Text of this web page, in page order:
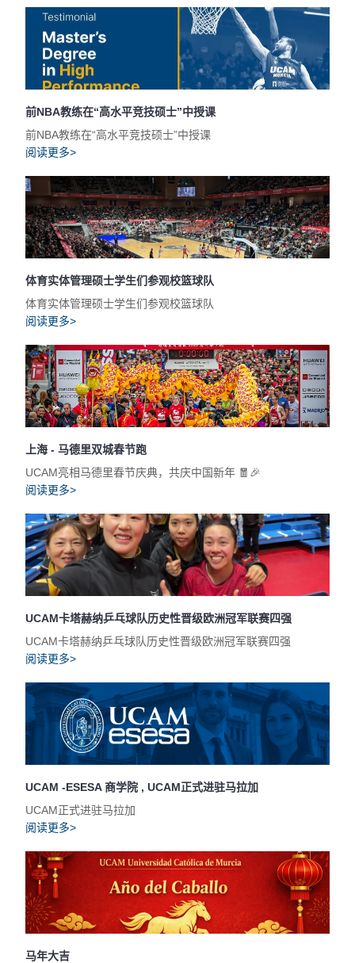
前NBA教练在“高水平竞技硕士”中授课
前NBA教练在“高水平竞技硕士”中授课
阅读更多>
体育实体管理硕士学生们参观校篮球队
体育实体管理硕士学生们参观校篮球队
阅读更多>
上海 - 马德里双城春节跑
UCAM亮相马德里春节庆典，共庆中国新年 🧧🎉
阅读更多>
UCAM卡塔赫纳乒乓球队历史性晋级欧洲冠军联赛四强
UCAM卡塔赫纳乒乓球队历史性晋级欧洲冠军联赛四强
阅读更多>
UCAM -ESESA 商学院 , UCAM正式进驻马拉加
UCAM正式进驻马拉加
阅读更多>
马年大吉